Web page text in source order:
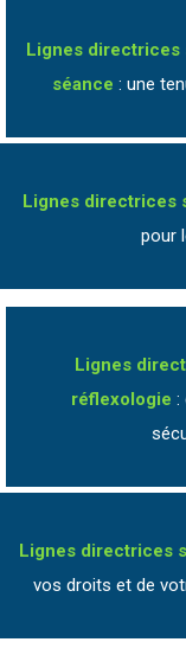
Lignes directrices
séance : une
Lignes directrices
pour
Lignes
réflexologie :
Lignes directrices
vos droits et de